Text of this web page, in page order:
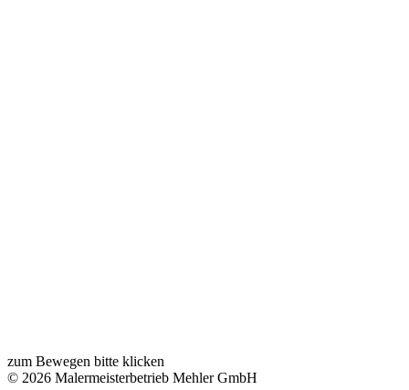
zum Bewegen bitte klicken
© 2026 Malermeisterbetrieb Mehler GmbH